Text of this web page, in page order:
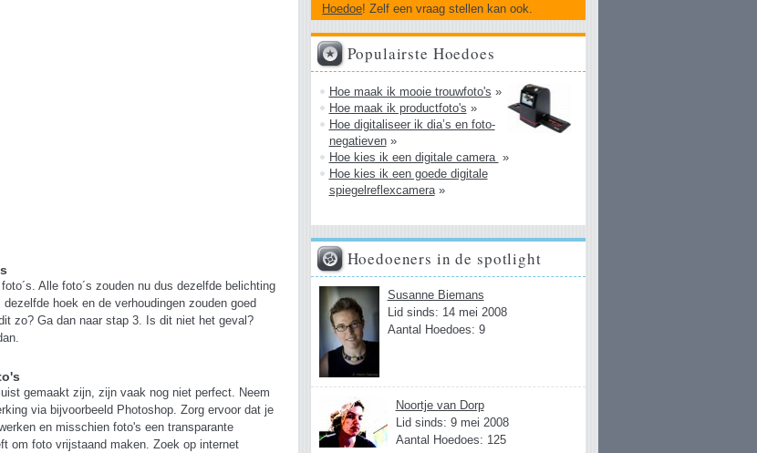
Alle foto´s zouden nu dus dezelfde belichting
dezelfde hoek en de verhoudingen zouden goed
zo? Ga dan naar stap 3. Is dit niet het geval?
gemaakt zijn, zijn vaak nog niet perfect. Neem
via bijvoorbeeld Photoshop. Zorg ervoor dat je
en misschien foto's een transparante
om foto vrijstaand maken. Zoek op internet
Hoedoe! Zelf een vraag stellen kan ook.
Populairste Hoedoes
Hoe maak ik mooie trouwfoto's »
Hoe maak ik productfoto's »
Hoe digitaliseer ik dia’s en foto-
negatieven»
Hoe kies ik een digitale camera »
Hoe kies ik een goede digitale
spiegelreflexcamera»
Hoedoeners in de spotlight
Susanne Biemans
Lid sinds: 14 mei 2008
Aantal Hoedoes: 9
Noortje van Dorp
Lid sinds: 9 mei 2008
Aantal Hoedoes: 125